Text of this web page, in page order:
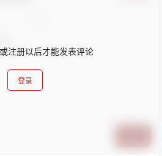
注册以后才能发表评论
登录